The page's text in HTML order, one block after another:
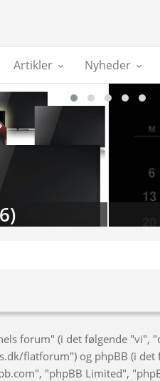
Artikler Nyheder
forum" (i det følgende "vi",
flatforum") og phpBB (i det
"phpBB Limited",